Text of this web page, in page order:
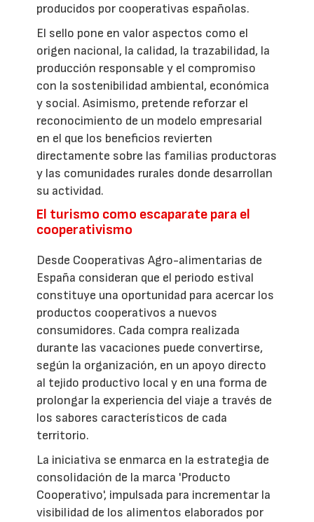
producidos por cooperativas españolas.
El sello pone en valor aspectos como el
origen nacional, la calidad, la trazabilidad, la
producción responsable y el compromiso
con la sostenibilidad ambiental, económica
y social. Asimismo, pretende reforzar el
reconocimiento de un modelo empresarial
en el que los beneficios revierten
directamente sobre las familias productoras
y las comunidades rurales donde desarrollan
su actividad.
El turismo como escaparate para el
cooperativismo
Desde Cooperativas Agro-alimentarias de
España consideran que el periodo estival
constituye una oportunidad para acercar los
productos cooperativos a nuevos
consumidores. Cada compra realizada
durante las vacaciones puede convertirse,
según la organización, en un apoyo directo
al tejido productivo local y en una forma de
prolongar la experiencia del viaje a través de
los sabores característicos de cada
territorio.
La iniciativa se enmarca en la estrategia de
consolidación de la marca 'Producto
Cooperativo', impulsada para incrementar la
visibilidad de los alimentos elaborados por